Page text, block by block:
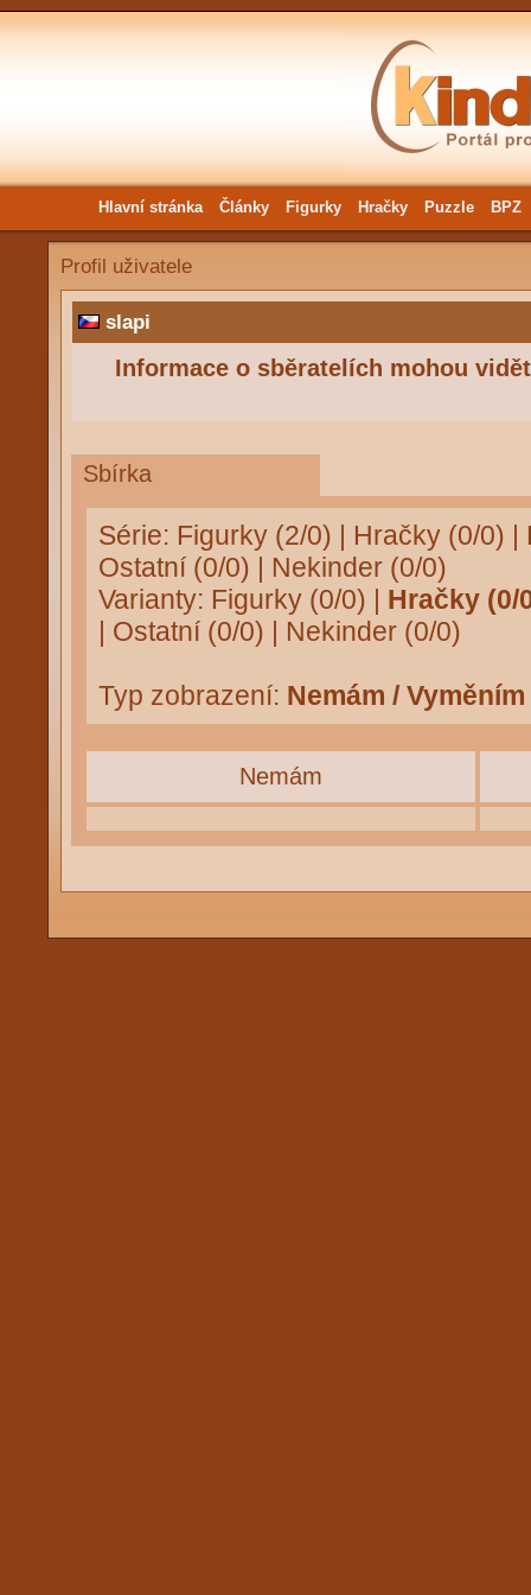
Hlavní stránka Články Figurky Hračky Puzzle BPZ
Profil uživatele
slapi
Informace o sběratelích mohou
Sbírka
Série: Figurky (2/0) | Hračky (0/0) |
Ostatní (0/0) | Nekinder (0/0)
Varianty: Figurky (0/0) | Hračky (0/
| Ostatní (0/0) | Nekinder (0/0)
Typ zobrazení: Nemám / Vyměním
Nemám